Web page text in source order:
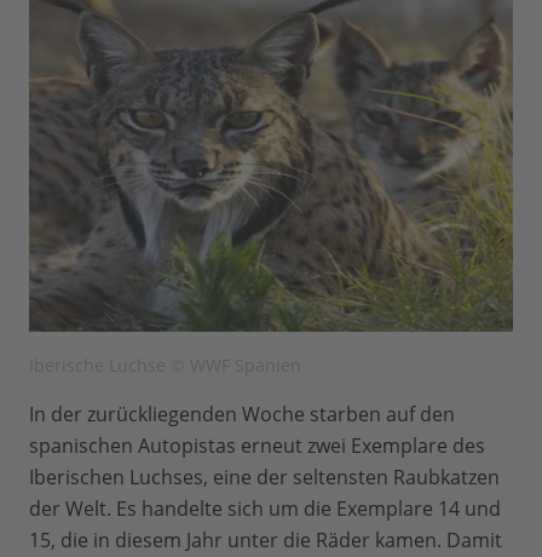
In der zurückliegenden Woche starben auf den
spanischen Autopistas erneut zwei Exemplare des
Iberischen Luchses, eine der seltensten Raubkatzen
der Welt. Es handelte sich um die Exemplare 14 und
15, die in diesem Jahr unter die Räder kamen. Damit